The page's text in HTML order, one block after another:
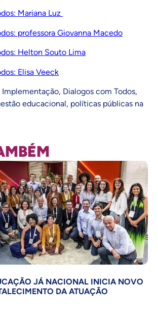
Mariana Luz
professora Giovanna Macedo
Helton Souto Lima
Elisa Veeck
Implementação, Dialogos com Todos,
educacional, políticas públicas na
JÁ NACIONAL INICIA NOVO
DA ATUAÇÃO